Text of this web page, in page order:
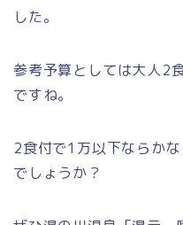
した。
参考予算としては大人2
ですね。
2食付で1万以下ならか
でしょうか？